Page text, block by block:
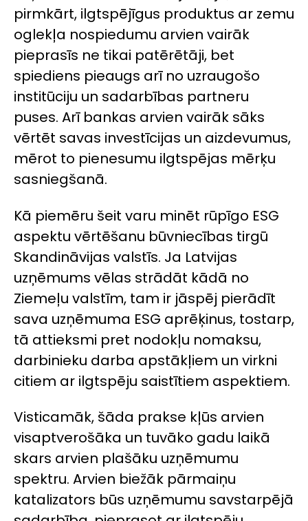
pirmkārt, ilgtspējīgus produktus ar zemu
oglekļa nospiedumu arvien vairāk
pieprasīs ne tikai patērētāji, bet
spiediens pieaugs arī no uzraugošo
institūciju un sadarbības partneru
puses. Arī bankas arvien vairāk sāks
vērtēt savas investīcijas un aizdevumus,
mērot to pienesumu ilgtspējas mērķu
sasniegšanā.
Kā piemēru šeit varu minēt rūpīgo ESG
aspektu vērtēšanu būvniecības tirgū
Skandināvijas valstīs. Ja Latvijas
uzņēmums vēlas strādāt kādā no
Ziemeļu valstīm, tam ir jāspēj pierādīt
sava uzņēmuma ESG aprēķinus, tostarp,
tā attieksmi pret nodokļu nomaksu,
darbinieku darba apstākļiem un virkni
citiem ar ilgtspēju saistītiem aspektiem.
Visticamāk, šāda prakse kļūs arvien
visaptverošāka un tuvāko gadu laikā
skars arvien plašāku uzņēmumu
spektru. Arvien biežāk pārmaiņu
katalizators būs uzņēmumu savstarpējā